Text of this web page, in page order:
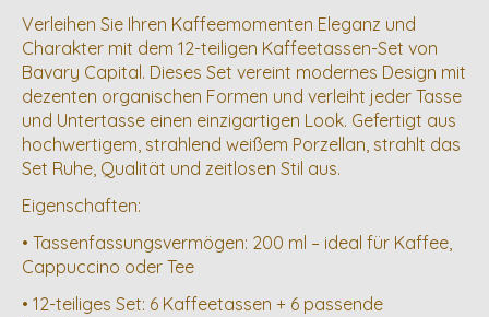
Verleihen Sie Ihren Kaffeemomenten Eleganz und
Charakter mit dem 12-teiligen Kaffeetassen-Set von
Bavary Capital. Dieses Set vereint modernes Design mit
dezenten organischen Formen und verleiht jeder Tasse
und Untertasse einen einzigartigen Look. Gefertigt aus
hochwertigem, strahlend weißem Porzellan, strahlt das
Set Ruhe, Qualität und zeitlosen Stil aus.
Eigenschaften:
• Tassenfassungsvermögen: 200 ml – ideal für Kaffee,
Cappuccino oder Tee
• 12-teiliges Set: 6 Kaffeetassen + 6 passende